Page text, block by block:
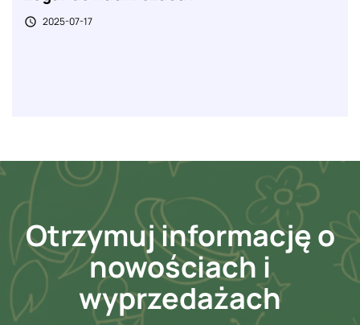
 2025-07-17
Otrzymuj informację o
nowościach i
wyprzedażach